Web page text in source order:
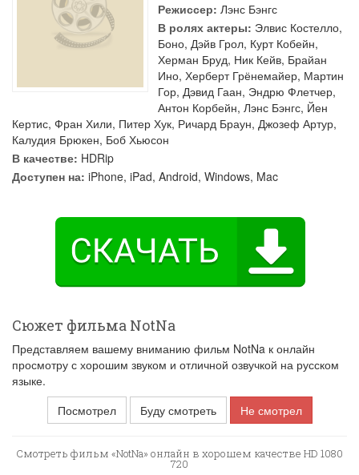
Режиссер: Лэнс Бэнгс
В ролях актеры: Элвис Костелло,
Боно, Дэйв Грол, Курт Кобейн,
Херман Бруд, Ник Кейв, Брайан
Ино, Херберт Грёнемайер, Мартин
Гор, Дэвид Гаан, Эндрю Флетчер,
Антон Корбейн, Лэнс Бэнгс, Йен
Кертис, Фран Хили, Питер Хук, Ричард Браун, Джозеф Артур,
Калудия Брюкен, Боб Хьюсон
В качестве: HDRip
Доступен на: iPhone, iPad, Android, Windows, Mac
Сюжет фильма NotNa
Представляем вашему вниманию фильм NotNa к онлайн
просмотру с хорошим звуком и отличной озвучкой на русском
языке.
Посмотрел
Буду смотреть Не смотрел
Смотреть фильм «NotNa» онлайн в хорошем качестве HD 1080
720